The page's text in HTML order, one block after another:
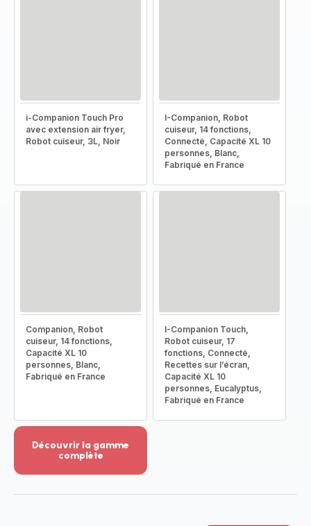
i-Companion Touch Pro
avec extension air fryer,
Robot cuiseur, 3L, Noir
I-Companion, Robot
cuiseur, 14 fonctions,
Connecté, Capacité XL 10
personnes, Blanc,
Fabriqué en France
Companion, Robot
cuiseur, 14 fonctions,
Capacité XL 10
personnes, Blanc,
Fabriqué en France
I-Companion Touch,
Robot cuiseur, 17
fonctions, Connecté,
Recettes sur l’écran,
Capacité XL 10
personnes, Eucalyptus,
Fabriqué en France
Découvrir la gamme
complète
-